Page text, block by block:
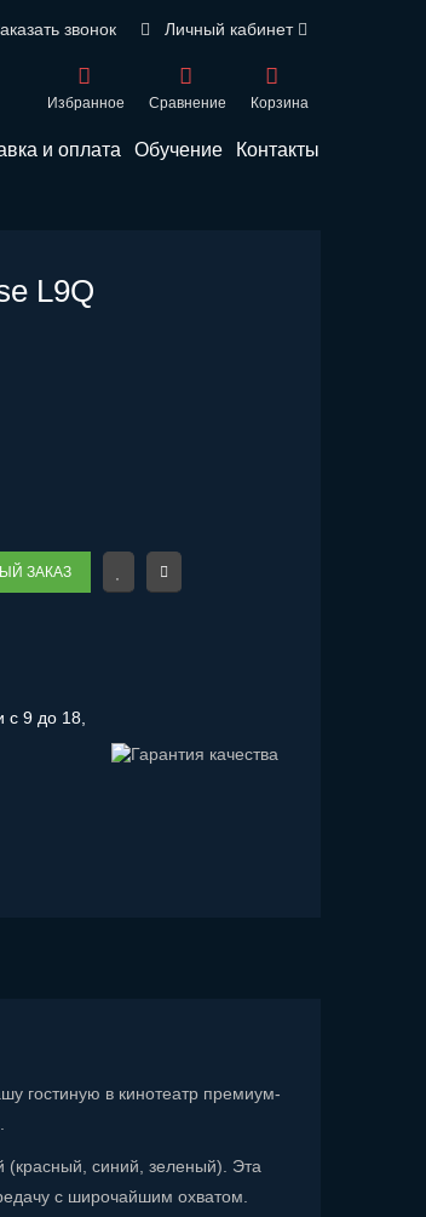
Личный кабинет
звонок
Корзина
Сравнение
Избранное
и оплата Обучение Контакты
L9Q
ЗАКАЗ
с 9 до 18,
гостиную в кинотеатр премиум-
(красный, синий, зеленый). Эта
с широчайшим охватом.